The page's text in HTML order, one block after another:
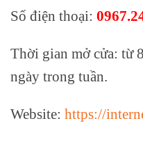
Số điện thoại:
Thời gian mở cửa: từ
ngày trong tuần.
Website: https://